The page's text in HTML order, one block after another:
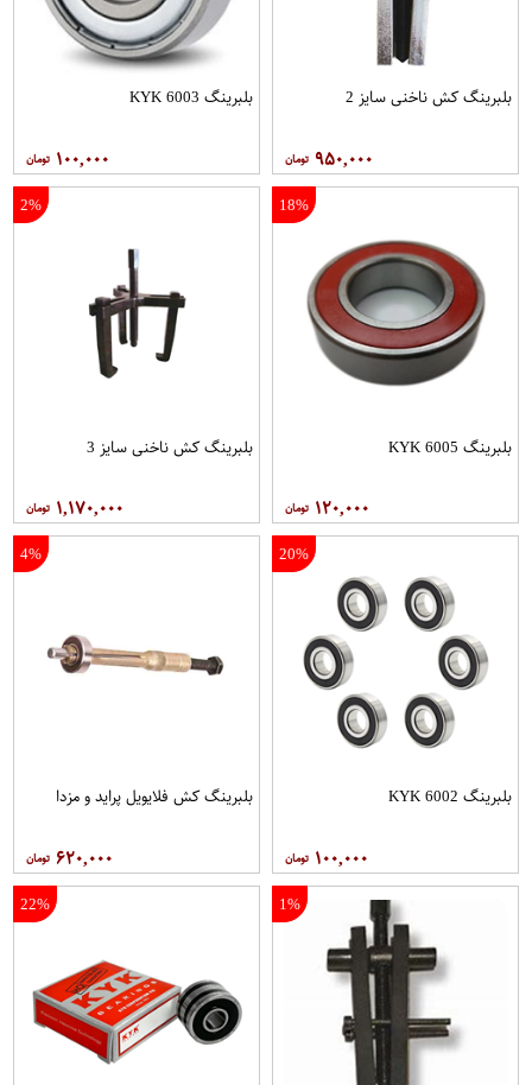
بلبرینگ کش ناخنی سایز 2
۹۵۰,۰۰۰
بلبرینگ 6003 KYK
۱۰۰,۰۰۰
18%
بلبرینگ 6005 KYK
۱۲۰,۰۰۰
2%
بلبرینگ کش ناخنی سایز 3
۱,۱۷۰,۰۰۰
20%
بلبرینگ 6002 KYK
۱۰۰,۰۰۰
4%
بلبرینگ کش فلایویل پراید و مزدا
۶۲۰,۰۰۰
1%
22%